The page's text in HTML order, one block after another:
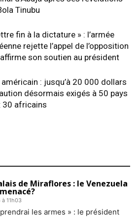
Tinubu
fin à la dictature » : l’armée
rejette l’appel de l’opposition
son soutien au président
: jusqu’à 20 000 dollars
désormais exigés à 50 pays
30 africains
de Miraflores : le Venezuela
11h03
les armes » : le président